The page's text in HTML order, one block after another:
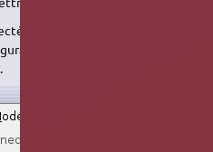
une nouvelle ligne apparaît
votre iPod sera par la